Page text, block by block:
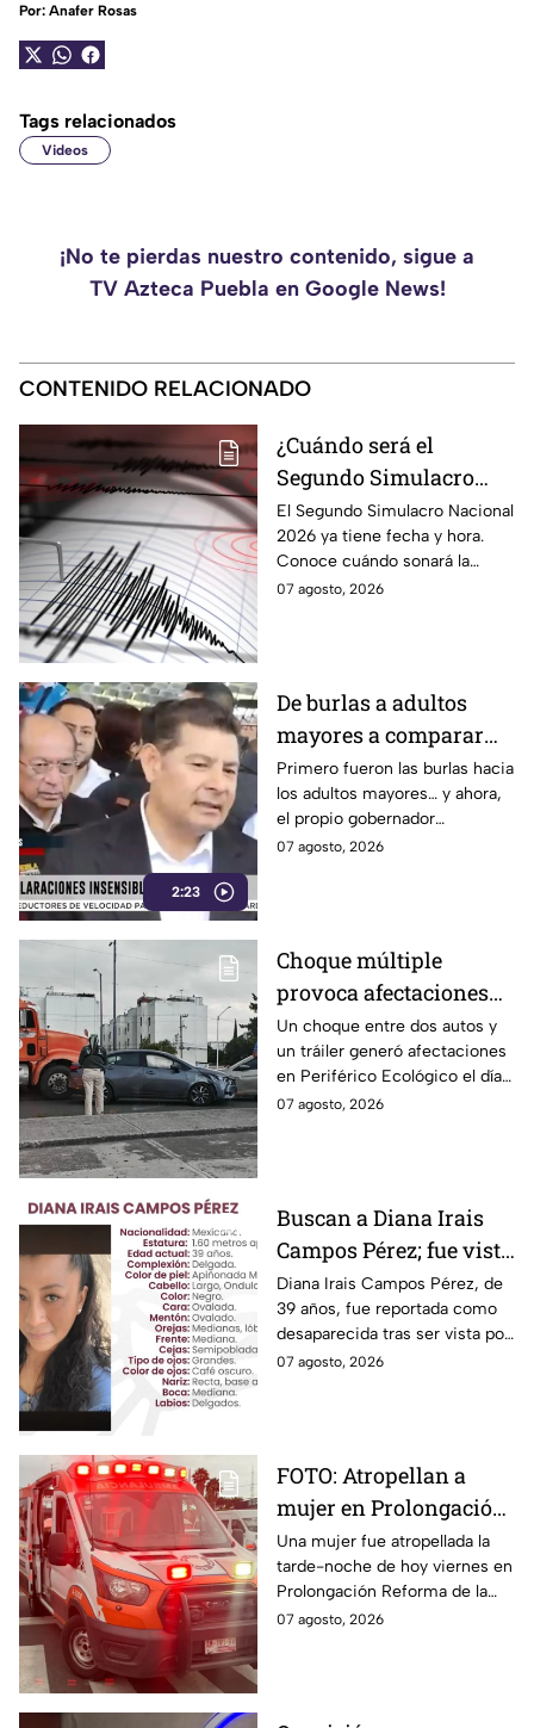
Por: Anafer Rosas
Tags relacionados
Videos
¡No te pierdas nuestro contenido, sigue a
TV Azteca Puebla en Google News!
CONTENIDO RELACIONADO
¿Cuándo será el
Segundo Simulacro
Nacional 2026? A esta
hora sonará la alerta
sísmica
El Segundo Simulacro Nacional
2026 ya tiene fecha y hora.
Conoce cuándo sonará la
alerta sísmica y qué ocurrirá
07 agosto, 2026
2:23
De burlas a adultos
mayores a comparar
Puebla con Palestina:
Alejandro Armenta se
disculpa “a modo” por
sus insensibles dichos
las también morenistas
Nayeli Salvatori y
Grace Palomares
Primero fueron las burlas hacia
los adultos mayores… y ahora,
el propio gobernador
morenista Alejandro Armenta
en Palestina. Tras la polémica y
el rechazo, el mandatario tuvo
que salir a pedir disculpas…
pero la pregunta es: ¿Basta
con decir “me equivoqué”
cada vez que una declaración
genera indignación?
07 agosto, 2026
Choque múltiple
provoca afectaciones
en Periférico Ecológico
hoy viernes
Un choque entre dos autos y
un tráiler generó afectaciones
en Periférico Ecológico el día
de hoy, con dirección a la 24
07 agosto, 2026
Buscan a Diana Irais
Campos Pérez; fue vista
por última vez en la
ciudad de Puebla
Diana Irais Campos Pérez, de
39 años, fue reportada como
desaparecida tras ser vista por
última vez el 6 de agosto en
07 agosto, 2026
FOTO: Atropellan a
mujer en Prolongación
Reforma, en Puebla,
hoy viernes; así se vio
la zona
Una mujer fue atropellada la
tarde-noche de hoy viernes en
Prolongación Reforma de la
ciudad de Puebla; toma
07 agosto, 2026